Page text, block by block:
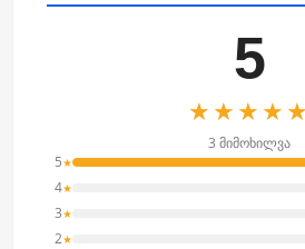
5
★★★★★
3 მიმოხილვა
5★
4★
3★
2★